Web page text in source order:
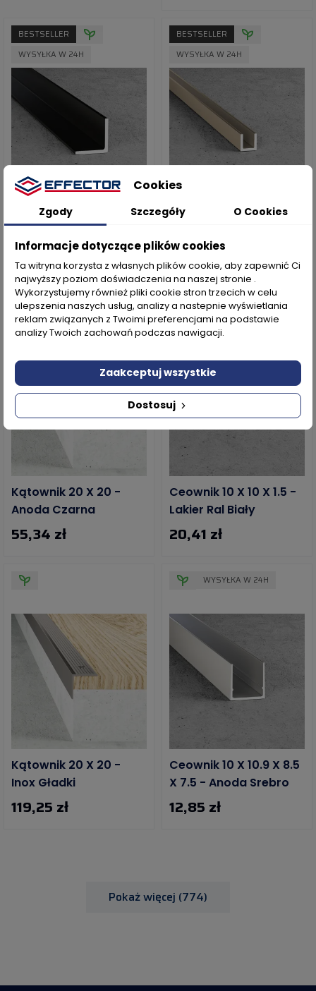
Kątownik 15 X 15 X 1.5 -
Anoda Czarna
61,01 zł
BESTSELLER
WYSYŁKA W 24H
Ceownik 10 X 10 X 1.5 -
Anoda Szampan
14,97 zł
BESTSELLER
WYSYŁKA W 24H
Kątownik 20 X 20 -
Anoda Czarna
55,34 zł
BESTSELLER
WYSYŁKA W 24H
Ceownik 10 X 10 X 1.5 -
Lakier Ral Biały
20,41 zł
WYSYŁKA W 24H
Kątownik 20 X 20 -
Inox Gładki
119,25 zł
Ceownik 10 X 10.9 X 8.5
X 7.5 - Anoda Srebro
12,85 zł
WYSYŁKA W 24H
Pokaż więcej (774)
Cookies
Zgody Szczegóły O Cookies
Informacje dotyczące plików cookies
Ta witryna korzysta z własnych plików cookie, aby zapewnić Ci
najwyższy poziom doświadczenia na naszej stronie .
Wykorzystujemy również pliki cookie stron trzecich w celu
ulepszenia naszych usług, analizy a nastepnie wyświetlania
reklam związanych z Twoimi preferencjami na podstawie
analizy Twoich zachowań podczas nawigacji.
Dostosuj
Zaakceptuj wszystkie